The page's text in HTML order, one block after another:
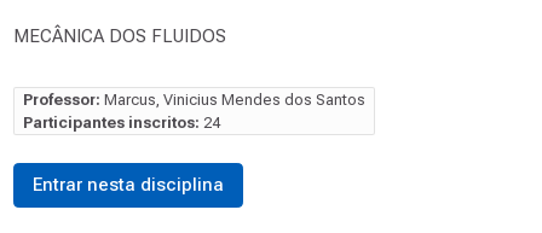
MECÂNICA DOS FLUIDOS
Professor: Marcus, Vinicius Mendes dos Santos
Participantes inscritos: 24
Entrar nesta disciplina